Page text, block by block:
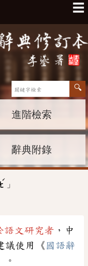
☰
進階檢索
辭典附錄
ˊ
」
語文研究者 ，中
議使用《 國語辭
。